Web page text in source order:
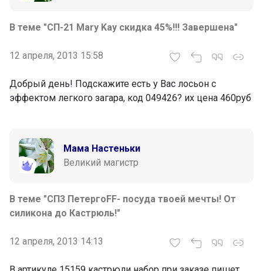
В теме "СП-21 Mary Kay скидка 45%!!! Завершена"
12 апреля, 2013 15:58
Добрый день! Подскажите есть у Вас лосьон с
эффектом легкого загара, код 049426? их цена 460руб
Мама Настеньки
Великий магистр
В теме "СП3 ПетергоFF- посуда твоей мечты! От
силикона до Кастрюль!"
12 апреля, 2013 14:13